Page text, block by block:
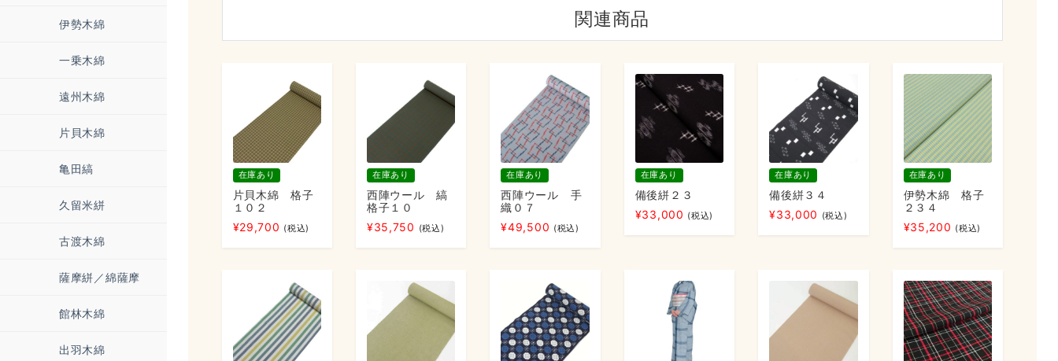
関連商品
在庫あり
片貝木綿 格子
１０２
¥29,700 (税込)
在庫あり
西陣ウール 縞
格子１０
¥35,750 (税込)
在庫あり
西陣ウール 手
織０７
¥49,500 (税込)
在庫あり
備後絣２３
¥33,000 (税込)
在庫あり
備後絣３４
¥33,000 (税込)
在庫あり
伊勢木綿 格子
２３４
¥35,200 (税込)
伊勢木綿
一乗木綿
遠州木綿
片貝木綿
亀田縞
久留米絣
古渡木綿
薩摩絣／綿薩摩
館林木綿
出羽木綿